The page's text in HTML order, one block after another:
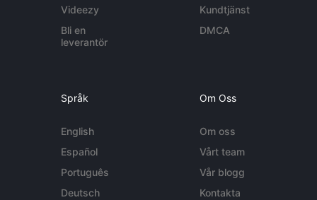
Videezy
Bli en
leverantör
Kundtjänst
DMCA
Språk
English
Español
Português
Deutsch
Om Oss
Om oss
Vårt team
Vår blogg
Kontakta